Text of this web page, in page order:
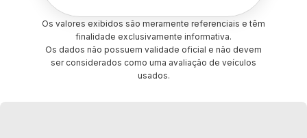
Os valores exibidos são meramente referenciais e têm
finalidade exclusivamente informativa.
Os dados não possuem validade oficial e não devem
ser considerados como uma avaliação de veículos
usados.